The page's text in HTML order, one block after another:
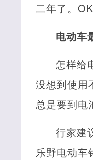
二年了。
电动车
怎样给
没想到使用
总是要到电
行家建
乐野电动车